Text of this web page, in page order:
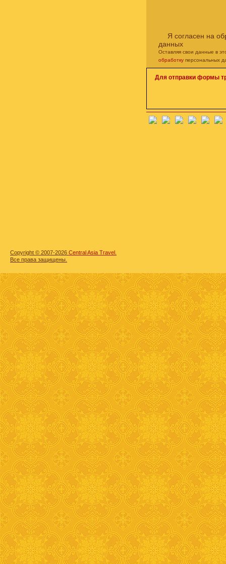
Я согласен на
данных
Оставляя свои данные в
обработку персональных
Для отправки формы
Copyright © 2007-2026 Central Asia Travel.
Все права защищены.